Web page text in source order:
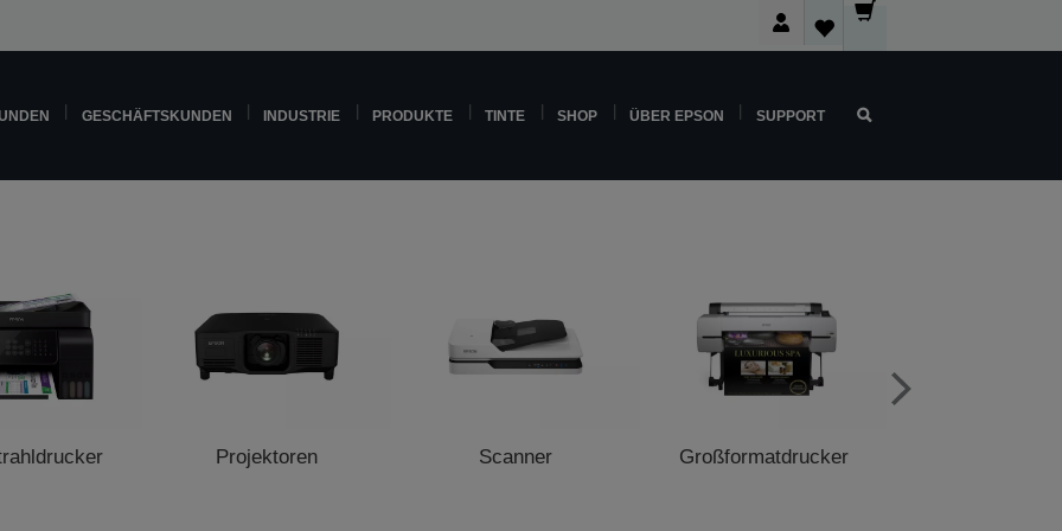
GESCHÄFTSKUNDEN INDUSTRIE PRODUKTE TINTE SHOP ÜBER EPSON SUPPORT
Projektoren Scanner Großformatdrucker